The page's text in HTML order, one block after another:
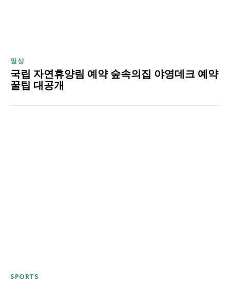
일상
국립 자연휴양림 예약 숲속의집 야영데크 예약
꿀팁 대공개
SPORTS